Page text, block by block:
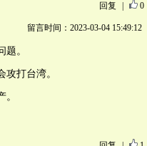
回复 0
留言时间：2023-03-04 15:49:12
。
打台湾。